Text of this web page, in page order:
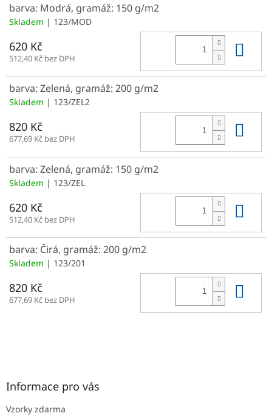
barva: Modrá, gramáž: 150 g/m2
Skladem | 123/MOD
620 Kč
512,40 Kč bez DPH
barva: Zelená, gramáž: 200 g/m2
Skladem | 123/ZEL2
820 Kč
677,69 Kč bez DPH
barva: Zelená, gramáž: 150 g/m2
Skladem | 123/ZEL
620 Kč
512,40 Kč bez DPH
barva: Čirá, gramáž: 200 g/m2
Skladem | 123/201
820 Kč
677,69 Kč bez DPH
Informace pro vás
Vzorky zdarma